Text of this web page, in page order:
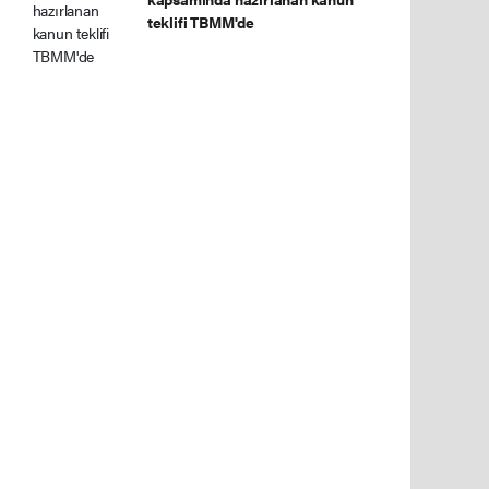
teklifi TBMM'de